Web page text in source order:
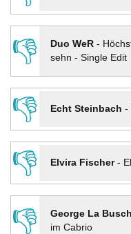
👎
Duo WeR-
sehn - Single Edit
👎
Echt Steinbach -
👎
Elvira Fischer-
👎
George La Busch
im Cabrio